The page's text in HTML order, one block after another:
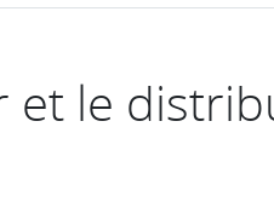
et le